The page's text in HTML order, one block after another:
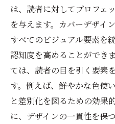
は、読者に対してプロフェ
を与えます。カバーデザイ
すべてのビジュアル要素を
認知度を高めることができ
ては、読者の目を引く要素
す。例えば、鮮やかな色使
と差別化を図るための効果
に、デザインの一貫性を保